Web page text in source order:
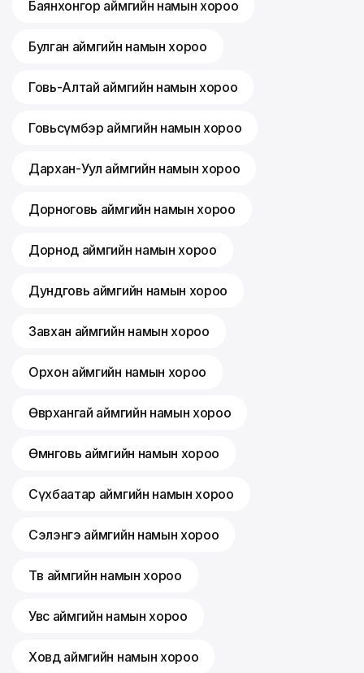
Баянхонгор аймгийн намын хороо
Булган аймгийн намын хороо
Говь-Алтай аймгийн намын хороо
Говьсүмбэр аймгийн намын хороо
Дархан-Уул аймгийн намын хороо
Дорноговь аймгийн намын хороо
Дорнод аймгийн намын хороо
Дундговь аймгийн намын хороо
Завхан аймгийн намын хороо
Орхон аймгийн намын хороо
Өвөрхангай аймгийн намын хороо
Өмнөговь аймгийн намын хороо
Сүхбаатар аймгийн намын хороо
Сэлэнгэ аймгийн намын хороо
Төв аймгийн намын хороо
Увс аймгийн намын хороо
Ховд аймгийн намын хороо